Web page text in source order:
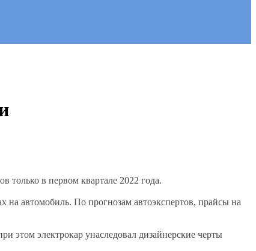
только в первом квартале 2022 года.
на автомобиль. По прогнозам автоэкспертов, прайсы на
этом электрокар унаследовал дизайнерские черты